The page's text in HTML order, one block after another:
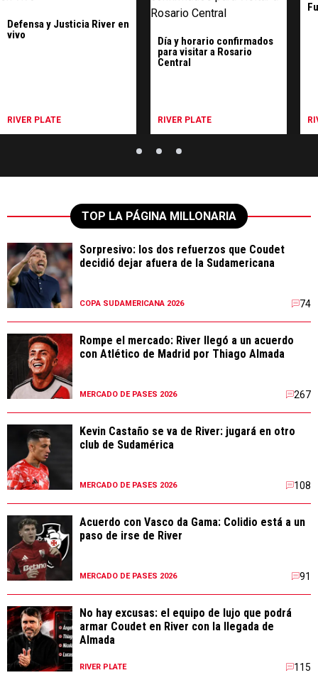
Defensa y Justicia River en
vivo
RIVER PLATE
Día y horario confirmados
para visitar a Rosario
Central
RIVER PLATE
TOP LA PÁGINA MILLONARIA
Sorpresivo: los dos refuerzos que Coudet
decidió dejar afuera de la Sudamericana
COPA SUDAMERICANA 2026 74
Rompe el mercado: River llegó a un acuerdo
con Atlético de Madrid por Thiago Almada
MERCADO DE PASES 2026 267
Kevin Castaño se va de River: jugará en otro
club de Sudamérica
MERCADO DE PASES 2026 108
Acuerdo con Vasco da Gama: Colidio está a un
paso de irse de River
MERCADO DE PASES 2026 91
No hay excusas: el equipo de lujo que podrá
armar Coudet en River con la llegada de
Almada
RIVER PLATE 115